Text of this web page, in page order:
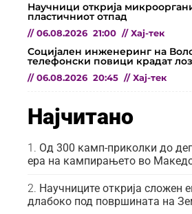
Научници открија
пластичниот отпад
// 06.08.2026 21:00 // Хај-тек
Социјален инженеринг на
телефонски повици крадат
// 06.08.2026 20:45 // Хај-тек
Најчитано
Од 300 камп-приколки до
ера на кампирањето во
Научниците открија сложен
длабоко под површината на